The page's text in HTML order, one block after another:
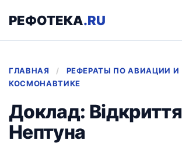
РЕФОТЕКА.RU
ГЛАВНАЯ /
РЕФЕРАТЫ ПО АВИАЦИИ И
КОСМОНАВТИКЕ
Доклад: Відкриття
Нептуна